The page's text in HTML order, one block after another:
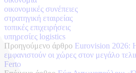
οικονομικές συνέπειες
στρατηγική εταιρείας
τοπικές επιχειρήσεις
υπηρεσίες logistics
Προηγούμενο άρθρο Eurovision 2026:
εμφανιστούν οι χώρες στον μεγάλο
Ferto